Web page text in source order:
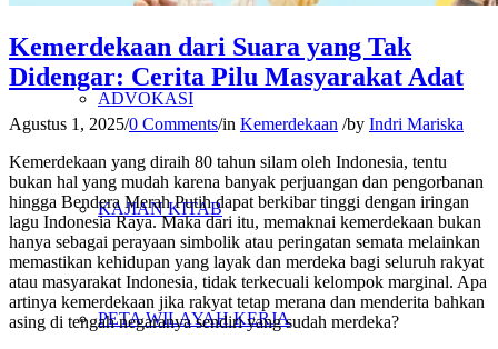
ADVOKASI
KAJIAN KITAB
PETA WILAYAH KERJA
Kemerdekaan dari Suara yang Tak
Didengar: Cerita Pilu Masyarakat Adat
Agustus 1, 2025/0 Comments/in Kemerdekaan /by Indri Mariska
Kemerdekaan yang diraih 80 tahun silam oleh Indonesia, tentu
bukan hal yang mudah karena banyak perjuangan dan pengorbanan
hingga Bendera Merah Putih dapat berkibar tinggi dengan iringan
lagu Indonesia Raya. Maka dari itu, memaknai kemerdekaan bukan
hanya sebagai perayaan simbolik atau peringatan semata melainkan
memastikan kehidupan yang layak dan merdeka bagi seluruh rakyat
atau masyarakat Indonesia, tidak terkecuali kelompok marginal. Apa
artinya kemerdekaan jika rakyat tetap merana dan menderita bahkan
asing di tengah negaranya sendiri yang sudah merdeka?